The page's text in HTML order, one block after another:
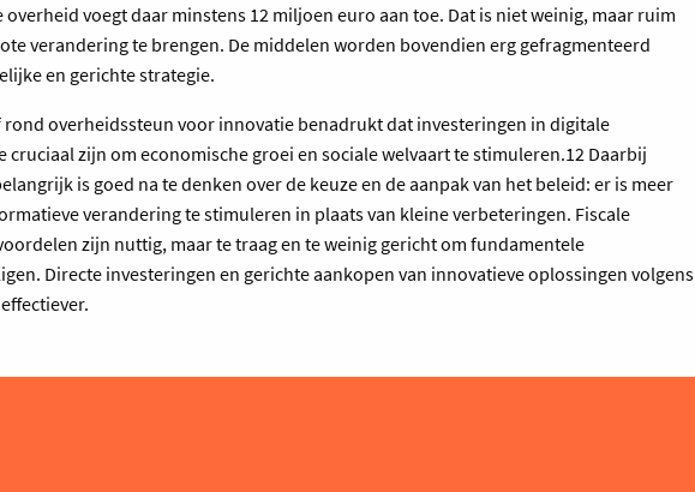
overheid voegt daar minstens 12 miljoen euro aan toe. Dat is niet weinig, maar ruim
verandering te brengen. De middelen worden bovendien erg gefragmenteerd
en gerichte strategie.
rond overheidssteun voor innovatie benadrukt dat investeringen in digitale
zijn om economische groei en sociale welvaart te stimuleren.12 Daarbij
is goed na te denken over de keuze en de aanpak van het beleid: er is meer
verandering te stimuleren in plaats van kleine verbeteringen. Fiscale
zijn nuttig, maar te traag en te weinig gericht om fundamentele
Directe investeringen en gerichte aankopen van innovatieve oplossingen volgens